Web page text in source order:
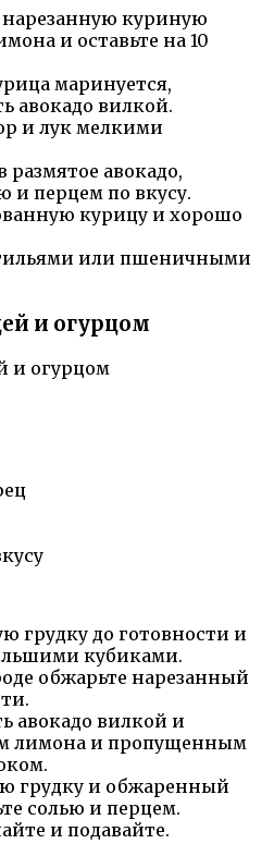
куриную
и оставьте на 10
маринуется,
авокадо вилкой.
и лук мелкими
размятое авокадо,
и перцем по вкусу.
курицу и хорошо
или пшеничными
и огурцом
грудку до готовности и
кубиками.
обжарьте нарезанный
авокадо вилкой и
лимона и пропущенным
грудку и обжаренный
солью и перцем.
и подавайте.